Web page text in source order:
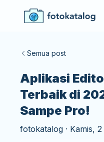
Semua post
Aplikasi
Terbaik di
Sampe Pro!
fotokatalog · Kamis,